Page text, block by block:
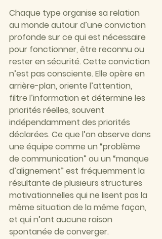
Chaque type organise sa relation
au monde autour d’une conviction
profonde sur ce qui est nécessaire
pour fonctionner, être reconnu ou
rester en sécurité. Cette conviction
n’est pas consciente. Elle opère en
arrière-plan, oriente l’attention,
filtre l’information et détermine les
priorités réelles, souvent
indépendamment des priorités
déclarées. Ce que l’on observe dans
une équipe comme un “problème
de communication” ou un “manque
d’alignement” est fréquemment la
résultante de plusieurs structures
motivationnelles qui ne lisent pas la
même situation de la même façon,
et qui n’ont aucune raison
spontanée de converger.